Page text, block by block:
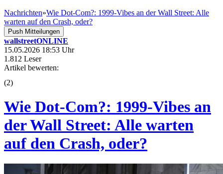
Nachrichten»Wie Dot-Com?: 1999-Vibes an der Wall Street: Alle
warten auf den Crash, oder?
Push Mitteilungen
wallstreetONLINE
15.05.2026 18:53 Uhr
1.812 Leser
Artikel bewerten:
(2)
Wie Dot-Com?: 1999-Vibes an
der Wall Street: Alle warten
auf den Crash, oder?